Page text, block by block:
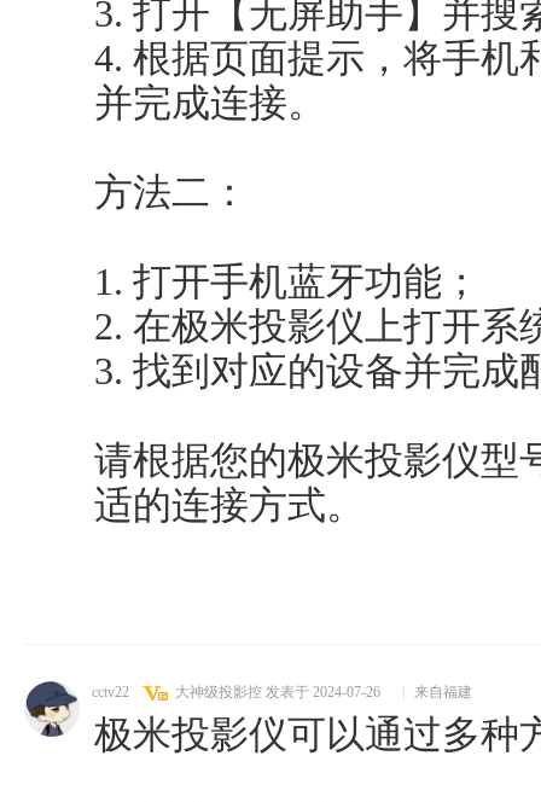
3. 打开【无屏助手】并搜
4. 根据页面提示，将手机
并完成连接。
方法二：
1. 打开手机蓝牙功能；
2. 在极米投影仪上打开系
3. 找到对应的设备并完成
请根据您的极米投影仪型
适的连接方式。
cctv22 大神级投影控 发表于 2024-07-26 来自福建
极米投影仪可以通过多种